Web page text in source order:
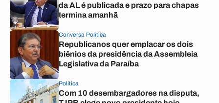
da AL é publicada e prazo para chapas
termina amanhã
Conversa Política
Republicanos quer emplacar os dois
biênios da presidência da Assembleia
Legislativa da Paraíba
Política
Com 10 desembargadores na disputa,